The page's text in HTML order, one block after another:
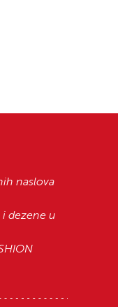
naslova
dezene u